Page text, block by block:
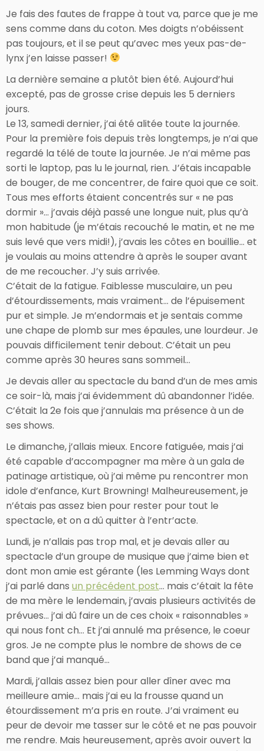
Je fais des fautes de frappe à tout va, parce que je me
sens comme dans du coton. Mes doigts n’obéissent
pas toujours, et il se peut qu’avec mes yeux pas-de-
lynx j’en laisse passer!
La dernière semaine a plutôt bien été. Aujourd’hui
excepté, pas de grosse crise depuis les 5 derniers
jours.
Le 13, samedi dernier, j’ai été alitée toute la journée.
Pour la première fois depuis très longtemps, je n’ai que
regardé la télé de toute la journée. Je n’ai même pas
sorti le laptop, pas lu le journal, rien. J’étais incapable
de bouger, de me concentrer, de faire quoi que ce soit.
Tous mes efforts étaient concentrés sur « ne pas
dormir »… j’avais déjà passé une longue nuit, plus qu’à
mon habitude (je m’étais recouché le matin, et ne me
suis levé que vers midi!), j’avais les côtes en bouillie… et
je voulais au moins attendre à après le souper avant
de me recoucher. J’y suis arrivée.
C’était de la fatigue. Faiblesse musculaire, un peu
d’étourdissements, mais vraiment… de l’épuisement
pur et simple. Je m’endormais et je sentais comme
une chape de plomb sur mes épaules, une lourdeur. Je
pouvais difficilement tenir debout. C’était un peu
comme après 30 heures sans sommeil…
Je devais aller au spectacle du band d’un de mes amis
ce soir-là, mais j’ai évidemment dû abandonner l’idée.
C’était la 2e fois que j’annulais ma présence à un de
ses shows.
Le dimanche, j’allais mieux. Encore fatiguée, mais j’ai
été capable d’accompagner ma mère à un gala de
patinage artistique, où j’ai même pu rencontrer mon
idole d’enfance, Kurt Browning! Malheureusement, je
n’étais pas assez bien pour rester pour tout le
spectacle, et on a dû quitter à l’entr’acte.
Lundi, je n’allais pas trop mal, et je devais aller au
spectacle d’un groupe de musique que j’aime bien et
dont mon amie est gérante (les Lemming Ways dont
j’ai parlé dans un précédent post… mais c’était la fête
de ma mère le lendemain, j’avais plusieurs activités de
prévues… j’ai dû faire un de ces choix « raisonnables »
qui nous font ch… Et j’ai annulé ma présence, le coeur
gros. Je ne compte plus le nombre de shows de ce
band que j’ai manqué…
Mardi, j’allais assez bien pour aller dîner avec ma
meilleure amie… mais j’ai eu la frousse quand un
étourdissement m’a pris en route. J’ai vraiment eu
peur de devoir me tasser sur le côté et ne pas pouvoir
me rendre. Mais heureusement, après avoir ouvert la